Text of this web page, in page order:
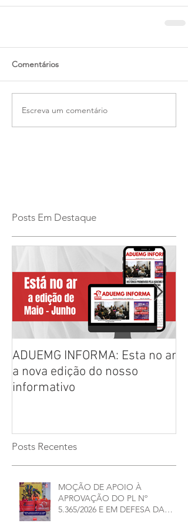
Comentários
Escreva um comentário
Posts Em Destaque
ADUEMG INFORMA: Esta no ar
a nova edição do nosso
informativo
Posts Recentes
MOÇÃO DE APOIO À
APROVAÇÃO DO PL Nº
5.365/2026 E EM DEFESA DA